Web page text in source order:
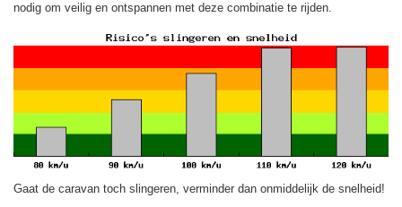
nodig om veilig en ontspannen met deze combinatie te rijden.
Gaat de caravan toch slingeren, verminder dan onmiddelijk de snelheid!